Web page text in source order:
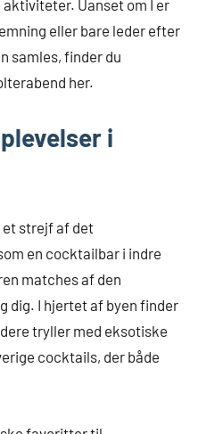
Uanset om I er
eller bare leder efter
samles, finder du
her.
i
et strejf af det
en cocktailbar i indre
matches af den
dig. I hjertet af byen finder
tryller med eksotiske
cocktails, der både